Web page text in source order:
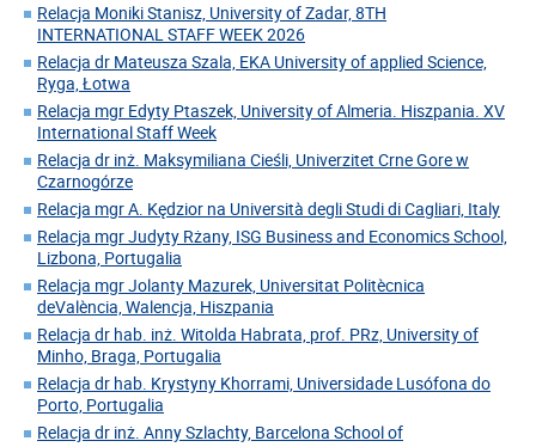
Relacja Moniki Stanisz, University of Zadar, 8TH
INTERNATIONAL STAFF WEEK 2026
Relacja dr Mateusza Szala, EKA University of applied Science,
Ryga, Łotwa
Relacja mgr Edyty Ptaszek, University of Almeria. Hiszpania. XV
International Staff Week
Relacja dr inż. Maksymiliana Cieśli, Univerzitet Crne Gore w
Czarnogórze
Relacja mgr A. Kędzior na Università degli Studi di Cagliari, Italy
Relacja mgr Judyty Rżany, ISG Business and Economics School,
Lizbona, Portugalia
Relacja mgr Jolanty Mazurek, Universitat Politècnica
deValència, Walencja, Hiszpania
Relacja dr hab. inż. Witolda Habrata, prof. PRz, University of
Minho, Braga, Portugalia
Relacja dr hab. Krystyny Khorrami, Universidade Lusófona do
Porto, Portugalia
Relacja dr inż. Anny Szlachty, Barcelona School of